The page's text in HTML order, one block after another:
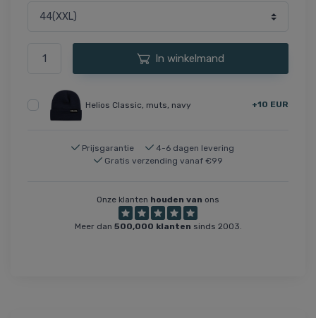
In winkelmand
Helios Classic, muts, navy +10 EUR
Prijsgarantie
4-6 dagen levering
Gratis verzending vanaf €99
Onze klanten houden van ons
Meer dan 500,000 klanten sinds 2003.